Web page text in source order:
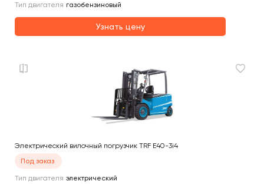
Тип двигателя газобензиновый
Узнать цену
Электрический вилочный погрузчик TRF E40-3i4
Под заказ
Тип двигателя электрический